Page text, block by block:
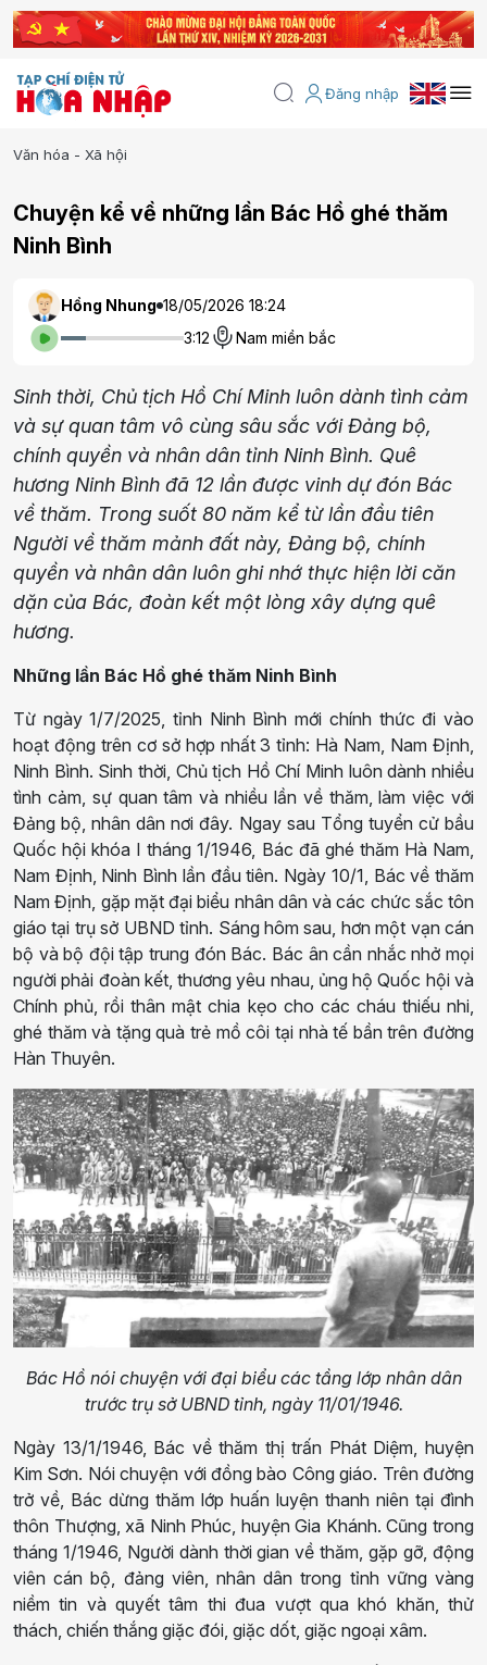
Đăng nhập
Văn hóa - Xã hội
Chuyện kể về những lần Bác Hồ ghé thăm
Ninh Bình
Hồng Nhung 18/05/2026 18:24
3:12
Nam miền bắc
Sinh thời, Chủ tịch Hồ Chí Minh luôn dành tình cảm
và sự quan tâm vô cùng sâu sắc với Đảng bộ,
chính quyền và nhân dân tỉnh Ninh Bình. Quê
hương Ninh Bình đã 12 lần được vinh dự đón Bác
về thăm. Trong suốt 80 năm kể từ lần đầu tiên
Người về thăm mảnh đất này, Đảng bộ, chính
quyền và nhân dân luôn ghi nhớ thực hiện lời căn
dặn của Bác, đoàn kết một lòng xây dựng quê
hương.
Những lần Bác Hồ ghé thăm Ninh Bình
Từ ngày 1/7/2025, tỉnh Ninh Bình mới chính thức đi vào
hoạt động trên cơ sở hợp nhất 3 tỉnh: Hà Nam, Nam Định,
Ninh Bình. Sinh thời, Chủ tịch Hồ Chí Minh luôn dành nhiều
tình cảm, sự quan tâm và nhiều lần về thăm, làm việc với
Đảng bộ, nhân dân nơi đây. Ngay sau Tổng tuyển cử bầu
Quốc hội khóa I tháng 1/1946, Bác đã ghé thăm Hà Nam,
Nam Định, Ninh Bình lần đầu tiên. Ngày 10/1, Bác về thăm
Nam Định, gặp mặt đại biểu nhân dân và các chức sắc tôn
giáo tại trụ sở UBND tỉnh. Sáng hôm sau, hơn một vạn cán
bộ và bộ đội tập trung đón Bác. Bác ân cần nhắc nhở mọi
người phải đoàn kết, thương yêu nhau, ủng hộ Quốc hội và
Chính phủ, rồi thân mật chia kẹo cho các cháu thiếu nhi,
ghé thăm và tặng quà trẻ mồ côi tại nhà tế bần trên đường
Hàn Thuyên.
Bác Hồ nói chuyện với đại biểu các tầng lớp nhân dân
trước trụ sở UBND tỉnh, ngày 11/01/1946.
Ngày 13/1/1946, Bác về thăm thị trấn Phát Diệm, huyện
Kim Sơn. Nói chuyện với đồng bào Công giáo. Trên đường
trở về, Bác dừng thăm lớp huấn luyện thanh niên tại đình
thôn Thượng, xã Ninh Phúc, huyện Gia Khánh. Cũng trong
tháng 1/1946, Người dành thời gian về thăm, gặp gỡ, động
viên cán bộ, đảng viên, nhân dân trong tỉnh vững vàng
niềm tin và quyết tâm thi đua vượt qua khó khăn, thử
thách, chiến thắng giặc đói, giặc dốt, giặc ngoại xâm.